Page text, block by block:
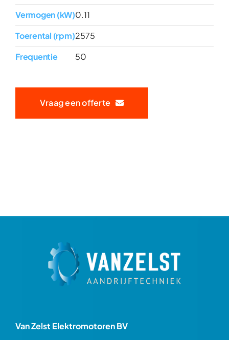
Vermogen (kW)0.11
Toerental (rpm)2575
Frequentie
50
Vraag een offerte
Van Zelst Elektromotoren BV